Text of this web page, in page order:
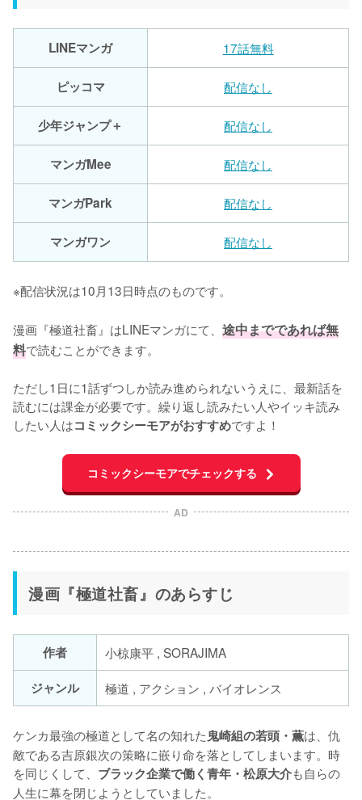
LINEマンガ 17話無料
ピッコマ 配信なし
少年ジャンプ＋ 配信なし
マンガMee 配信なし
マンガPark 配信なし
マンガワン 配信なし
※配信状況は10月13日時点のものです。
漫画『極道社畜』はLINEマンガにて、 途中までであれば無
料で読むことができます。
ただし1日に1話ずつしか読み進められないうえに、最新話を
読むには課金が必要です。繰り返し読みたい人やイッキ読み
したい人はコミックシーモアがおすすめですよ！
コミックシーモアでチェックする
AD
漫画『極道社畜』のあらすじ
作者
小椋康平 , SORAJIMA
ジャンル
極道 , アクション , バイオレンス
ケンカ最強の極道として名の知れた鬼崎組の若頭・薫は、仇
敵である吉原銀次の策略に嵌り命を落としてしまいます。時
を同じくして、 ブラック企業で働く青年・松原大介も自らの
人生に幕を閉じようとしていました。